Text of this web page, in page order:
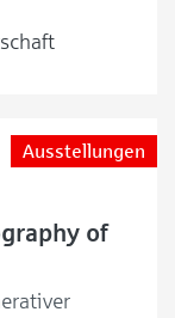
Ausstellungen
of